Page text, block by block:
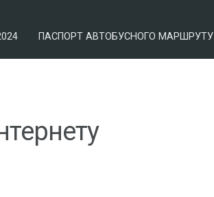
ПАСПОРТ АВТОБУСНОГО МАРШРУТУ